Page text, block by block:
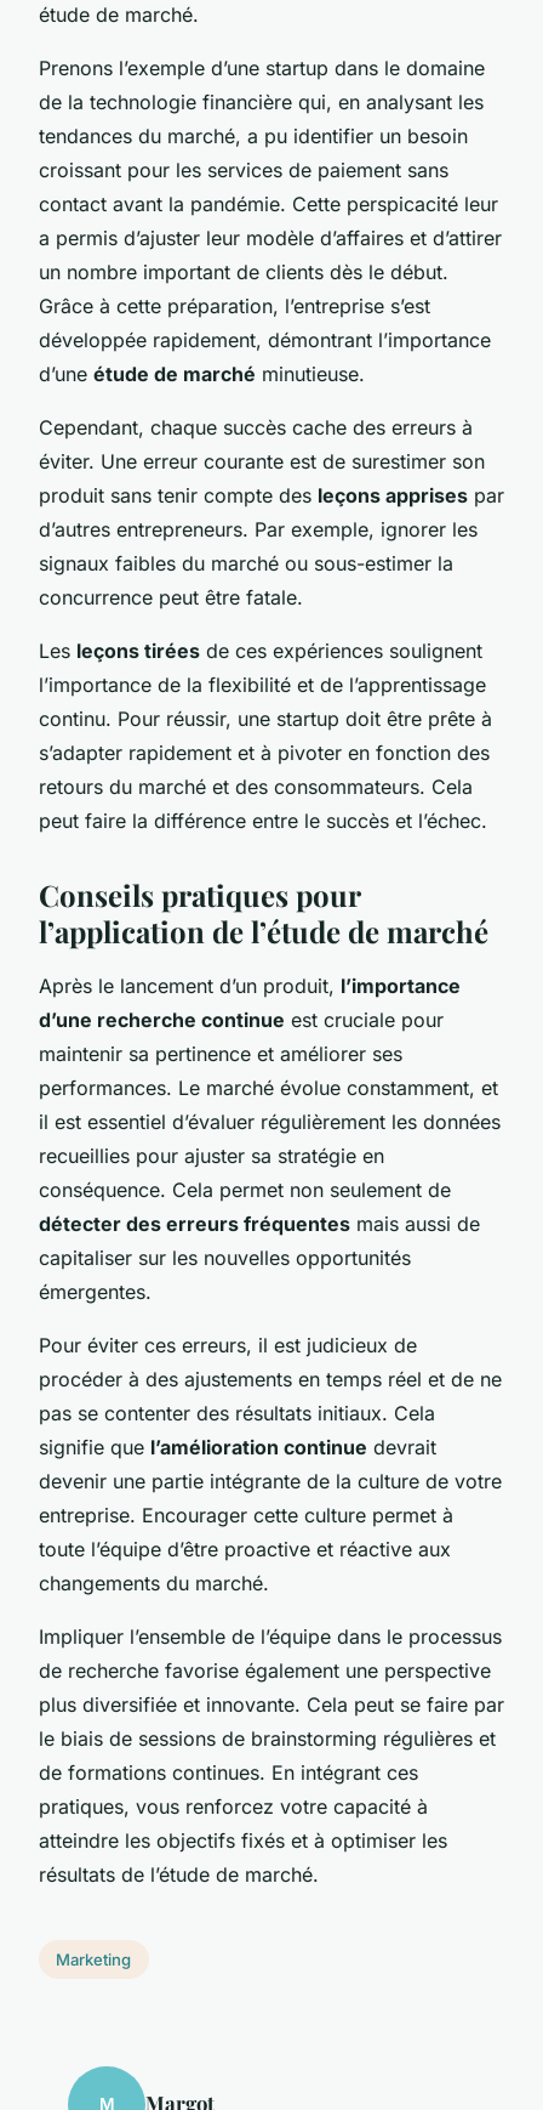
étude de marché.
Prenons l’exemple d’une startup dans le domaine
de la technologie financière qui, en analysant les
tendances du marché, a pu identifier un besoin
croissant pour les services de paiement sans
contact avant la pandémie. Cette perspicacité leur
a permis d’ajuster leur modèle d’affaires et d’attirer
un nombre important de clients dès le début.
Grâce à cette préparation, l’entreprise s’est
développée rapidement, démontrant l’importance
d’une étude de marché minutieuse.
Cependant, chaque succès cache des erreurs à
éviter. Une erreur courante est de surestimer son
produit sans tenir compte des leçons apprises par
d’autres entrepreneurs. Par exemple, ignorer les
signaux faibles du marché ou sous-estimer la
concurrence peut être fatale.
Les leçons tirées de ces expériences soulignent
l’importance de la flexibilité et de l’apprentissage
continu. Pour réussir, une startup doit être prête à
s’adapter rapidement et à pivoter en fonction des
retours du marché et des consommateurs. Cela
peut faire la différence entre le succès et l’échec.
Conseils pratiques pour
l’application de l’étude de marché
Après le lancement d’un produit, l’importance
d’une recherche continue est cruciale pour
maintenir sa pertinence et améliorer ses
performances. Le marché évolue constamment, et
il est essentiel d’évaluer régulièrement les données
recueillies pour ajuster sa stratégie en
conséquence. Cela permet non seulement de
détecter des erreurs fréquentes mais aussi de
capitaliser sur les nouvelles opportunités
émergentes.
Pour éviter ces erreurs, il est judicieux de
procéder à des ajustements en temps réel et de ne
pas se contenter des résultats initiaux. Cela
signifie que l’amélioration continue devrait
devenir une partie intégrante de la culture de votre
entreprise. Encourager cette culture permet à
toute l’équipe d’être proactive et réactive aux
changements du marché.
Impliquer l’ensemble de l’équipe dans le processus
de recherche favorise également une perspective
plus diversifiée et innovante. Cela peut se faire par
le biais de sessions de brainstorming régulières et
de formations continues. En intégrant ces
pratiques, vous renforcez votre capacité à
atteindre les objectifs fixés et à optimiser les
résultats de l’étude de marché.
Marketing
M Margot